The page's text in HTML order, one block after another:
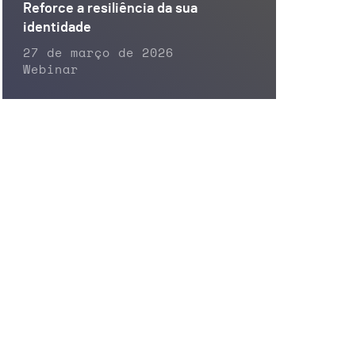
Reforce a resiliência da sua
identidade
27 de março de 2026
Webinar